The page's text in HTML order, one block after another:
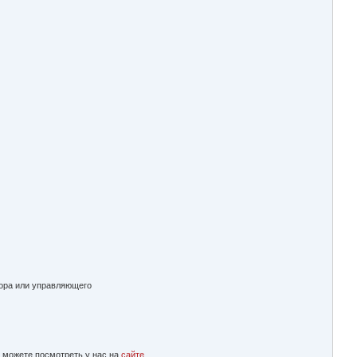
или управляющего
посмотреть у нас насайте.